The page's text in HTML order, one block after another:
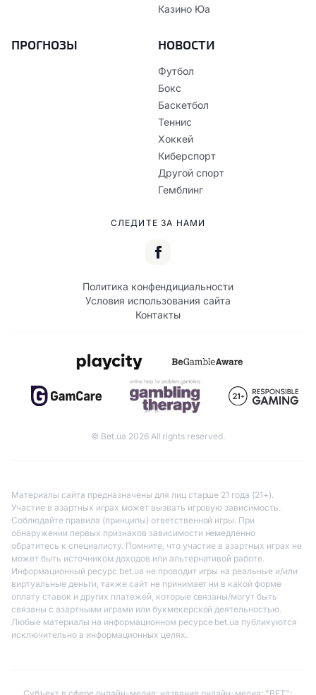
Казино Юа
ПРОГНОЗЫ НОВОСТИ
Футбол
Бокс
Баскетбол
Теннис
Хоккей
Киберспорт
Другой спорт
Гемблинг
СЛЕДИТЕ ЗА НАМИ
Политика конфендициальности
Условия использования сайта
Контакты
© Bet.ua 2026 All rights reserved.
Материалы сайта предназначены для лиц старше 21 года (21+).
Участие в азартных играх может вызвать игровую зависимость.
Соблюдайте правила (принципы) ответственной игры. При
обнаружении первых признаков зависимости немедленно
обратитесь к специалисту. Помните, что участие в азартных играх не
может быть источником доходов или альтернативой работе.
Информационный ресурс bet.ua не проводит игры на реальные и/или
виртуальные деньги, также сайт не принимает ни в какой форме
оплату ставок и других платежей, которые связаны/могут быть
связаны с азартными играми или букмекерской деятельностью.
Любые материалы на информационном ресурсе bet.ua публикуются
исключительно в информационных целях.